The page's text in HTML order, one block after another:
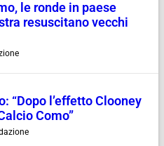
le ronde in paese
resuscitano vecchi
“Dopo l’effetto Clooney
Como”